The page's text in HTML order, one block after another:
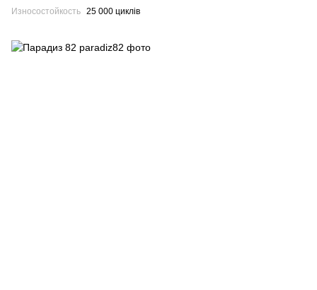
Износостойкость 25 000 циклів